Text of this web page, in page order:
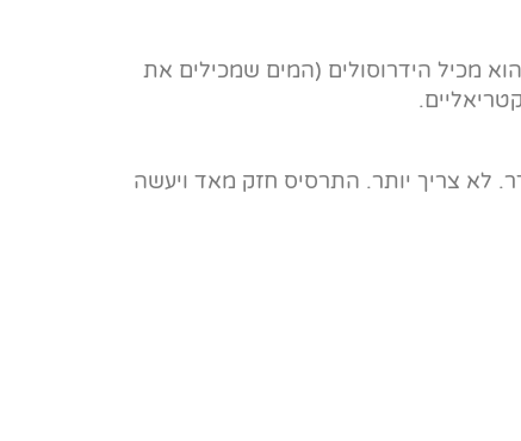
מכיל הידרוסולים (המים שמכילים את
לאוורור. אחר הצהריים, סוגרים חלונות ומרססים 3-4 פעמים בכל חדר. לא צריך יותר. התרסיס חזק מאד ויעשה